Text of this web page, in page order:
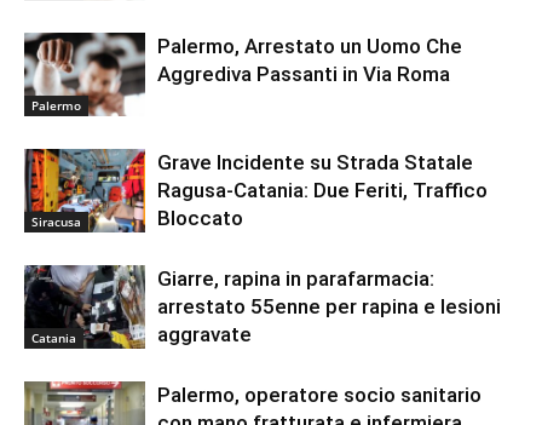
Palermo
Palermo, Arrestato un Uomo Che
Aggrediva Passanti in Via Roma
Siracusa
Grave Incidente su Strada Statale
Ragusa-Catania: Due Feriti, Traffico
Bloccato
Catania
Giarre, rapina in parafarmacia:
arrestato 55enne per rapina e lesioni
aggravate
Palermo, operatore socio sanitario